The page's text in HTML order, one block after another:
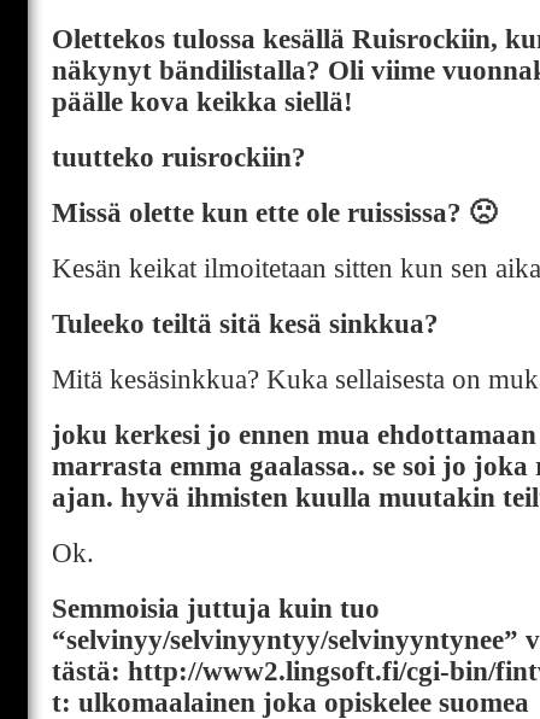
Olettekos tulossa kesällä Ruisrockiin,
näkynyt bändilistalla? Oli viime
päälle kova keikka siellä!
tuutteko ruisrockiin?
Missä olette kun ette ole ruississa? 🙁
Kesän keikat ilmoitetaan sitten kun sen
Tuleeko teiltä sitä kesä sinkkua?
Mitä kesäsinkkua? Kuka sellaisesta on
joku kerkesi jo ennen mua
marrasta emma gaalassa.. se soi jo
ajan. hyvä ihmisten kuulla muutakin
Ok.
Semmoisia juttuja kuin tuo
“selvinyy/selvinyyntyy/selvinyyntynee”
tästä: http://www2.lingsoft.fi/cgi-bin/
t: ulkomaalainen joka opiskelee suomea